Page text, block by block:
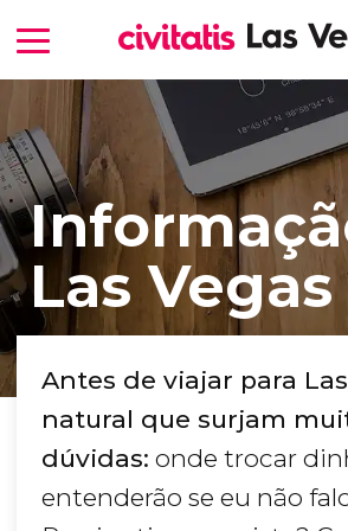
Las Vegas
Antes de viajar para
natural que surjam
dúvidas: onde trocar
entenderão se eu não